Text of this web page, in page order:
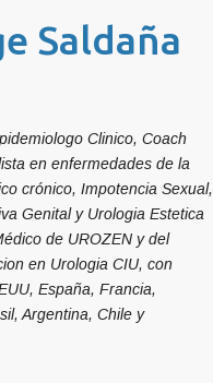
Ir al contenido principal
Saldaña
Clinico, Coach
en enfermedades de la
crónico, Impotencia Sexual,
Genital y Urologia Estetica
de UROZEN y del
en Urologia CIU, con
España, Francia,
Argentina, Chile y